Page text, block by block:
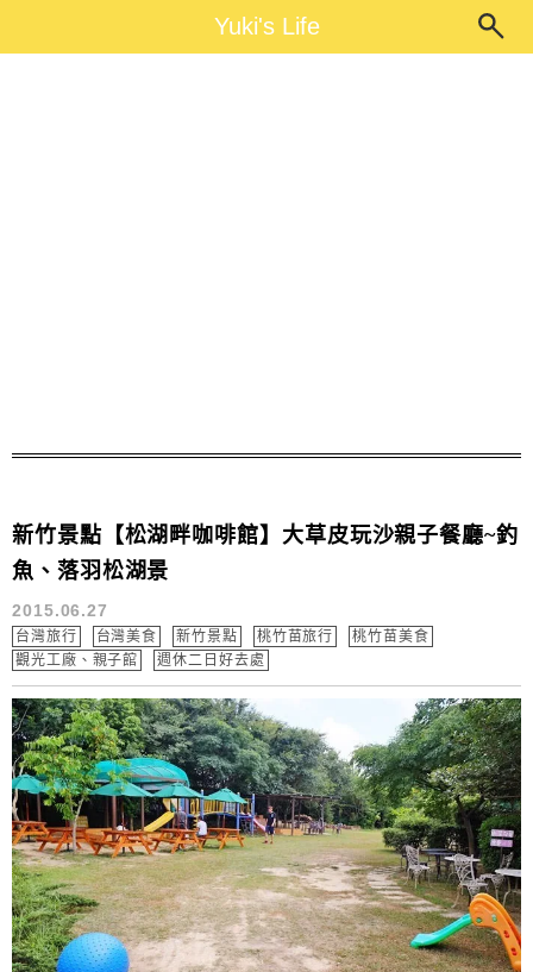
Yuki's LifeYuki's Life
新竹景點【松湖畔咖啡館】大草皮玩沙親子餐廳~釣
魚、落羽松湖景
2015.06.27
台灣旅行 台灣美食 新竹景點 桃竹苗旅行
桃竹苗美食
觀光工廠、親子館
週休二日好去處